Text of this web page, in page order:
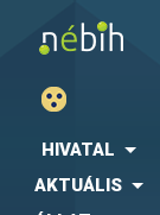
HIVATAL
AKTUÁLIS